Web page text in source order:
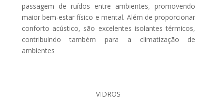
passagem de ruídos entre ambientes, promovendo
maior bem-estar físico e mental. Além de proporcionar
conforto acústico, são excelentes isolantes térmicos,
contribuindo também para a climatização de
ambientes
VIDROS